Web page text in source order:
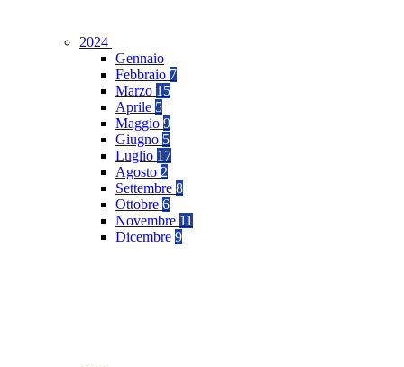
2024
Gennaio
Febbraio 7
Marzo 15
Aprile 5
Maggio 9
Giugno 5
Luglio 17
Agosto 2
Settembre 8
Ottobre 6
Novembre 11
Dicembre 9